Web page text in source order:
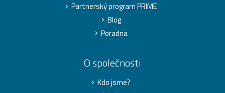
Partnerský program PRIME
Blog
Poradna
O společnosti
Kdo jsme?